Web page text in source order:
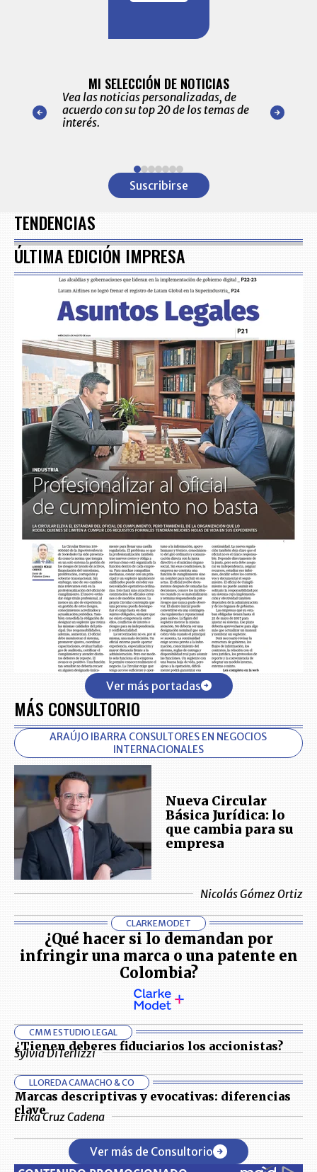
nuestro
para
MI SELECCIÓN DE NOTICIAS
Vea las noticias personalizadas, de
acuerdo con su top 20 de los temas de
interés.
de las
Suscribirse
TENDENCIAS
ÚLTIMA EDICIÓN IMPRESA
Ver más portadas
MÁS CONSULTORIO
ARAÚJO IBARRA CONSULTORES EN NEGOCIOS
INTERNACIONALES
Nueva Circular
Básica Jurídica: lo
que cambia para su
empresa
Nicolás Gómez Ortiz
CLARKEMODET
¿Qué hacer si lo demandan por
infringir una marca o una patente en
Colombia?
CMM ESTUDIO LEGAL
¿Tienen deberes fiduciarios los accionistas?
Sylvia DiTerlizzi
LLOREDA CAMACHO & CO
Marcas descriptivas y evocativas: diferencias
clave
Erika Cruz Cadena
Ver más de Consultorio